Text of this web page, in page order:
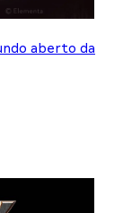
aberto da